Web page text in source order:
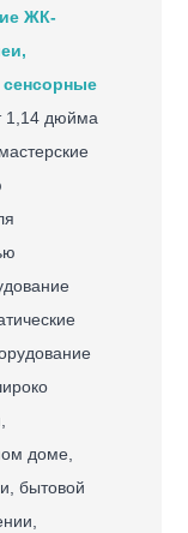
ЖК-
1,14 дюйма
доме,
бытовой